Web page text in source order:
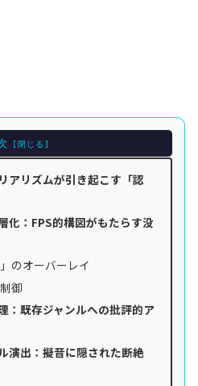
アリズムが引き起こす「認
化：FPS的構図がもたらす没
のオーバーレイ
御
：既存ジャンルへの批評的ア
演出：擬音に隠された断絶